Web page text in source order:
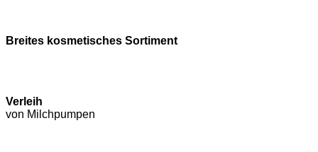
Breites kosmetisches Sortiment
Verleih
von Milchpumpen